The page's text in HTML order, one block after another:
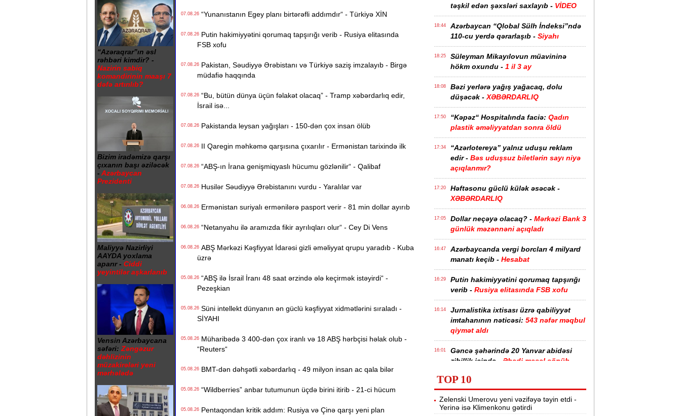
“Azəraqrar”ın əsl
rəhbəri kimdir? -
Nazirin sabiq
komandirinin maaşı 7
dəfə artırılıb?
Bizim iradəmizə qarşı
çıxanın başı əziləcək
- Azərbaycan
Prezidenti
Maliyyə Nazirliyi
AAYDA yoxlama
aparır - Ciddi
yeyintilər aşkarlanıb
Vensin Azərbaycana
səfəri: Zəngəzur
dəhlizinin
müzakirələri yeni
mərhələdə
07.08.26“Yunanıstanın Egey planı birtərəfli addımdır“ - Türkiyə XİN
07.08.26Putin hakimiyyətini qorumaq tapşırığı verib - Rusiya elitasında
FSB xofu
07.08.26Pakistan, Səudiyyə Ərəbistanı və Türkiyə saziş imzalayıb - Birgə
müdafiə haqqında
07.08.26“Bu, bütün dünya üçün fəlakət olacaq” - Tramp xəbərdarlıq edir,
İsrail isə...
07.08.26Pakistanda leysan yağışları - 150-dən çox insan ölüb
07.08.26II Qaregin məhkəmə qarşısına çıxarılır - Ermənistan tarixində ilk
07.08.26“ABŞ-ın İrana genişmiqyaslı hücumu gözlənilir“ - Qalibaf
07.08.26Husilər Səudiyyə Ərəbistanını vurdu - Yaralılar var
06.08.26Ermənistan suriyalı ermənilərə pasport verir - 81 min dollar ayırıb
06.08.26“Netanyahu ilə aramızda fikir ayrılıqları olur“ - Cey Di Vens
06.08.26ABŞ Mərkəzi Kəşfiyyat İdarəsi gizli əməliyyat qrupu yaradıb - Kuba
üzrə
05.08.26“ABŞ ilə İsrail İranı 48 saat ərzində ələ keçirmək istəyirdi“ -
Pezeşkian
05.08.26Süni intellekt dünyanın ən güclü kəşfiyyat xidmətlərini sıraladı -
SİYAHI
05.08.26Müharibədə 3 400-dən çox iranlı və 18 ABŞ hərbçisi həlak olub -
“Reuters“
05.08.26BMT-dən dəhşətli xəbərdarlıq - 49 milyon insan ac qala bilər
05.08.26“Wildberries” anbar tutumunun üçdə birini itirib - 21-ci hücum
05.08.26Pentaqondan kritik addım: Rusiya və Çinə qarşı yeni plan
təşkil edən şəxsləri saxlayıb - VİDEO
18:44
Azərbaycan “Qlobal Sülh İndeksi”ndə
110-cu yerdə qərarlaşıb - Siyahı
18:25
Süleyman Mikayılovun müavininə
hökm oxundu - 1 il 3 ay
18:08
Bəzi yerlərə yağış yağacaq, dolu
düşəcək - XƏBƏRDARLIQ
17:50 “Kəpəz“ Hospitalında faciə: Qadın
plastik əməliyyatdan sonra öldü
17:34
“Azərlotereya” yalnız uduşu reklam
edir - Bəs uduşsuz biletlərin sayı niyə
açıqlanmır?
17:20
Həftəsonu güclü külək əsəcək -
XƏBƏRDARLIQ
17:05 Dollar neçəyə olacaq? - Mərkəzi Bank 3
günlük məzənnəni açıqladı
16:47
Azərbaycanda vergi borcları 4 milyard
manatı keçib - Hesabat
16:29
Putin hakimiyyətini qorumaq tapşırığı
verib - Rusiya elitasında FSB xofu
16:14
Jurnalistika ixtisası üzrə qabiliyyət
imtahanının nəticəsi: 543 nəfər məqbul
qiymət aldı
16:01
Gəncə şəhərində 20 Yanvar abidəsi
zibillik içində - Əbədi məşəl sönüb
15:45
Pakistan, Səudiyyə Ərəbistanı və
Türkiyə saziş imzalayıb -Birgə müdafiə
haqqında
TOP 10
Zelenski Umerovu yeni vəzifəyə təyin etdi -
Yerinə isə Klimenkonu gətirdi